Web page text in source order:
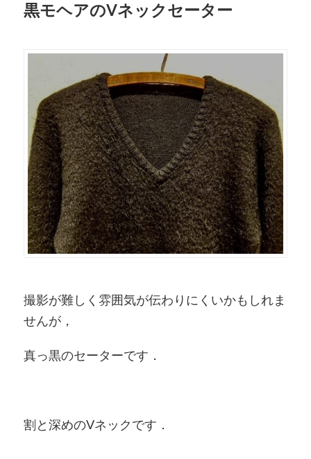
黒モヘアのVネックセーター
撮影が難しく雰囲気が伝わりにくいかもしれま
せんが，
真っ黒のセーターです．
割と深めのVネックです．